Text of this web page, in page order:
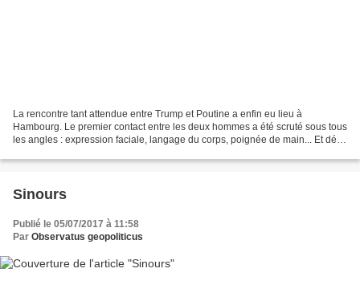
La rencontre tant attendue entre Trump et Poutine a enfin eu lieu à
Hambourg. Le premier contact entre les deux hommes a été scruté sous tous
les angles : expression faciale, langage du corps, poignée de main... Et déjà,
Sinours
Publié le 05/07/2017 à 11:58
Par Observatus geopoliticus